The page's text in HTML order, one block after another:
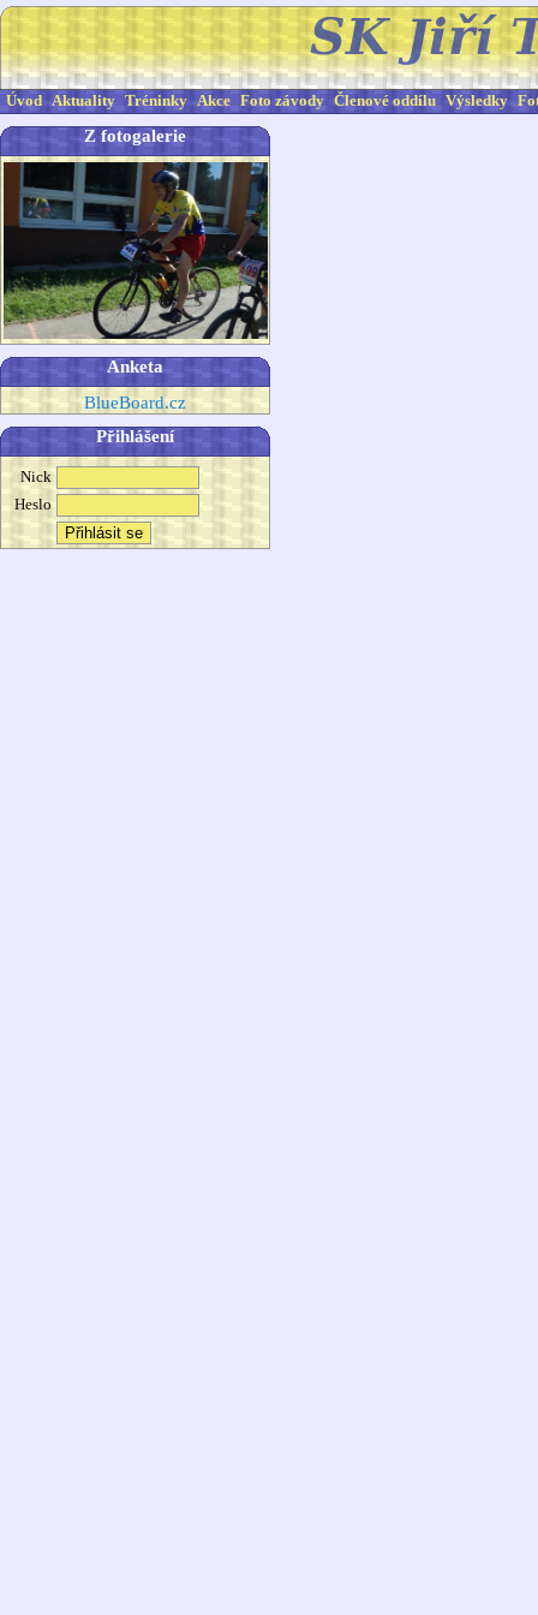
Úvod Aktuality Tréninky Akce Foto závody Členové oddílu Výsledky
Z fotogalerie
Anketa
BlueBoard.cz
Přihlášení
Nick
Heslo